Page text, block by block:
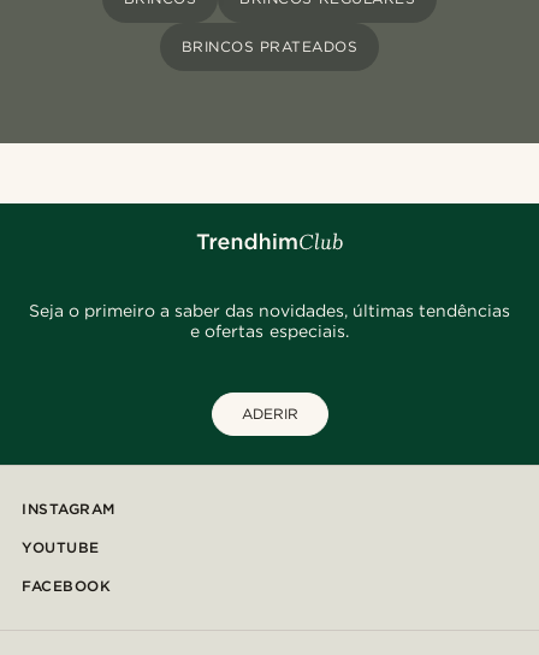
BRINCOS PRATEADOS
Seja o primeiro a saber das novidades, últimas tendências
e ofertas especiais.
ADERIR
INSTAGRAM
YOUTUBE
FACEBOOK